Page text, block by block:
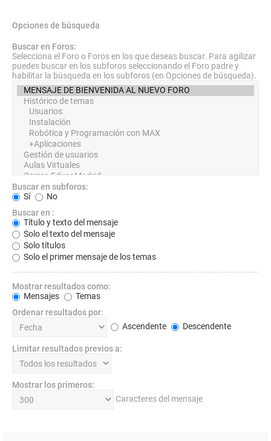
Opciones de búsqueda
Buscar en Foros:
Selecciona el Foro o Foros en los que deseas buscar. Para agilizar
puedes buscar en los subforos seleccionando el Foro padre y
habilitar la búsqueda en los subforos (en Opciones de búsqueda).
Buscar en subforos:
Sí
No
Buscar en :
Título y texto del mensaje
Solo el texto del mensaje
Solo títulos
Solo el primer mensaje de los temas
Mostrar resultados como:
Mensajes
Temas
Ordenar resultados por:
Ascendente
Descendente
Limitar resultados previos a:
Mostrar los primeros:
Caracteres del mensaje